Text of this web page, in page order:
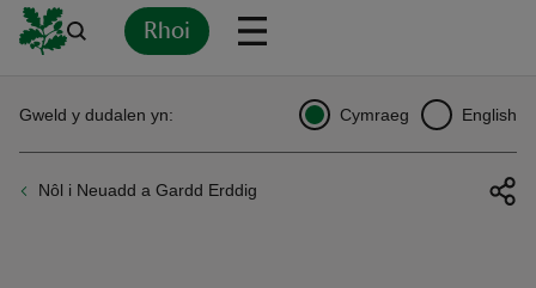
Rhoi
Nôl i Neuadd a Gardd Erddig
Gweld y dudalen yn: Cymraeg English